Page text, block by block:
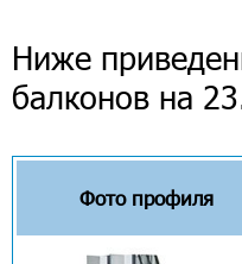
Ниже
балконов на
Фото профиля